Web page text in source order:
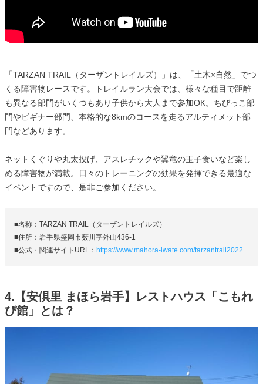
「TARZAN TRAIL（ターザントレイルズ）」は、「土木×自然」でつ
くる障害物レースです。トレイルラン大会では、様々な種目で距離
も異なる部門がいくつもあり子供から大人まで参加OK。ちびっこ部
門やビギナー部門、本格的な8kmのコースを走るアルティメット部
門などあります。
ネットくぐりや丸太投げ、アスレチックや翼竜の玉子食いなど楽し
める障害物が満載。日々のトレーニングの効果を発揮できる最適な
イベントですので、是非ご参加ください。
■名称：TARZAN TRAIL（ターザントレイルズ）
■住所：岩手県盛岡市薮川字外山436-1
■公式・関連サイトURL： https://www.mahora-iwate.com/tarzantrail2022
4.【安倶里 まほら岩手】レストハウス「こもれ
び館」とは？